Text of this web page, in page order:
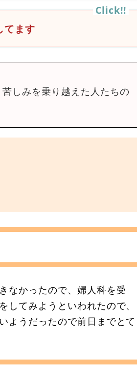
てます
しみを乗り越えた人たちの
なかったので、婦人科を受
てみようといわれたので、
ようだったので前日までとて